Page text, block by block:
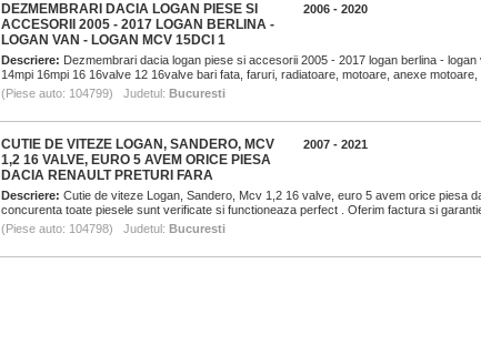
DEZMEMBRARI DACIA LOGAN PIESE SI
ACCESORII 2005 - 2017 LOGAN BERLINA -
LOGAN VAN - LOGAN MCV 15DCI 1
2006 - 2020
Descriere: Dezmembrari dacia logan piese si accesorii 2005 - 2017 logan berlina -
14mpi 16mpi 16 16valve 12 16valve bari fata, faruri, radiatoare, motoare, anexe motoare,
(Piese auto: 104799) Judetul: Bucuresti
CUTIE DE VITEZE LOGAN, SANDERO, MCV
1,2 16 VALVE, EURO 5 AVEM ORICE PIESA
DACIA RENAULT PRETURI FARA
2007 - 2021
Descriere: Cutie de viteze Logan, Sandero, Mcv 1,2 16 valve, euro 5 avem orice piesa
concurenta toate piesele sunt verificate si functioneaza perfect . Oferim factura si garantie
(Piese auto: 104798) Judetul: Bucuresti